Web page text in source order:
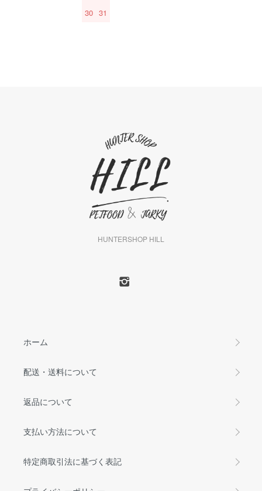
30 31
HUNTERSHOP HILL
ホーム
配送・送料について
返品について
支払い方法について
特定商取引法に基づく表記